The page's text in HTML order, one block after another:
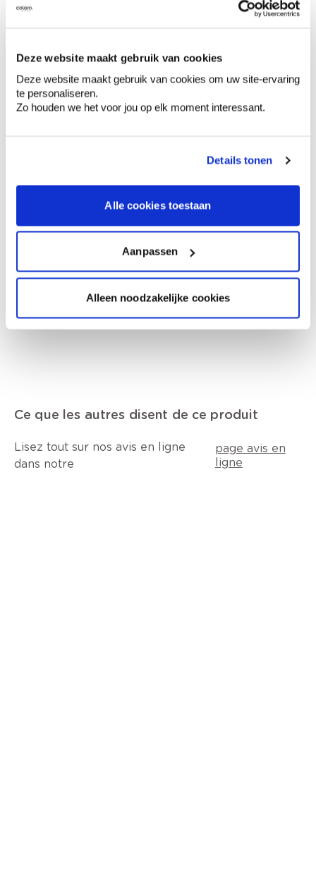
Deze website maakt gebruik van cookies
Deze website maakt gebruik van cookies om uw site-ervaring
te personaliseren.
Zo houden we het voor jou op elk moment interessant.
Details tonen
Alle cookies toestaan
Aanpassen
Alleen noodzakelijke cookies
18,04 €
rouleau de rech. 110
cm x 25 m st4897
23,03 €
0,00 €
Ajouter au panier
Options de livraison
Commandé en semaine (lu-ve), livré dans les 2 à 3
Retrait en magasin
Données techniques
Ce que les autres disent de ce produit
Lisez tout sur nos avis en ligne
dans notre
page avis en
ligne